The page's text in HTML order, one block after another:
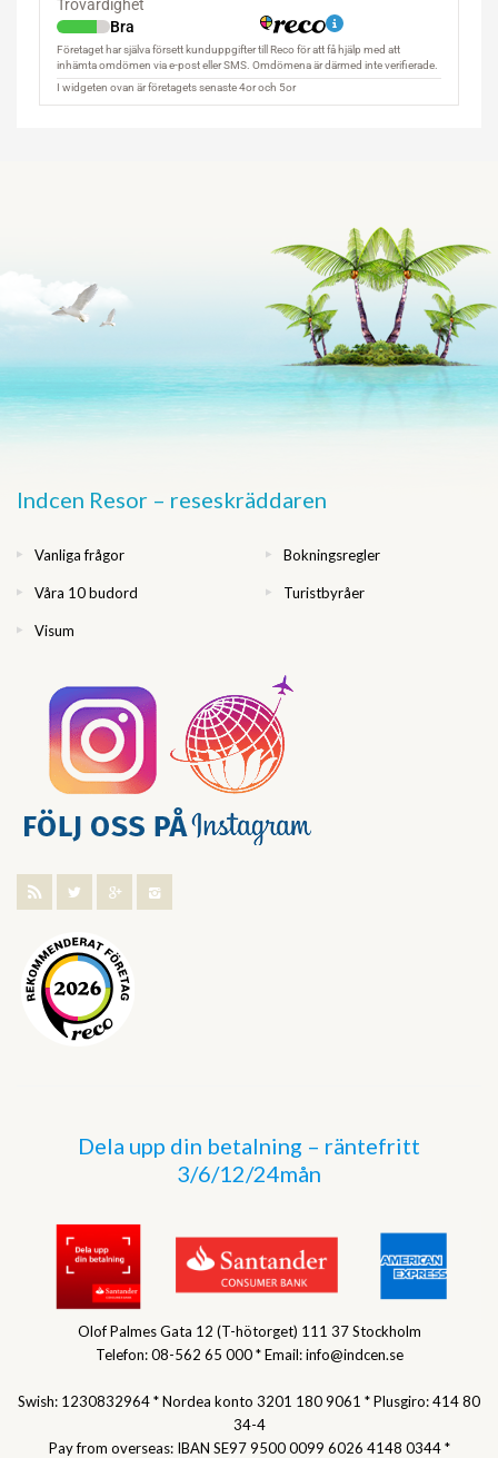
Indcen Resor – reseskräddaren
Vanliga frågor Bokningsregler
Våra 10 budord Turistbyråer
Visum
Dela upp din betalning – räntefritt
3/6/12/24mån
Olof Palmes Gata 12 (T-hötorget) 111 37 Stockholm
Telefon: 08-562 65 000 * Email: info@indcen.se
Swish: 1230832964 * Nordea konto 3201 180 9061 * Plusgiro: 414 80
34-4
Pay from overseas: IBAN SE97 9500 0099 6026 4148 0344 *